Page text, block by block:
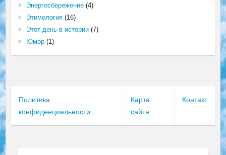
Энергосбережение(4)
Этимология(16)
Этот день в истории(7)
Юмор(1)
Политика
конфиденциальности
Карта
сайта
Контакт